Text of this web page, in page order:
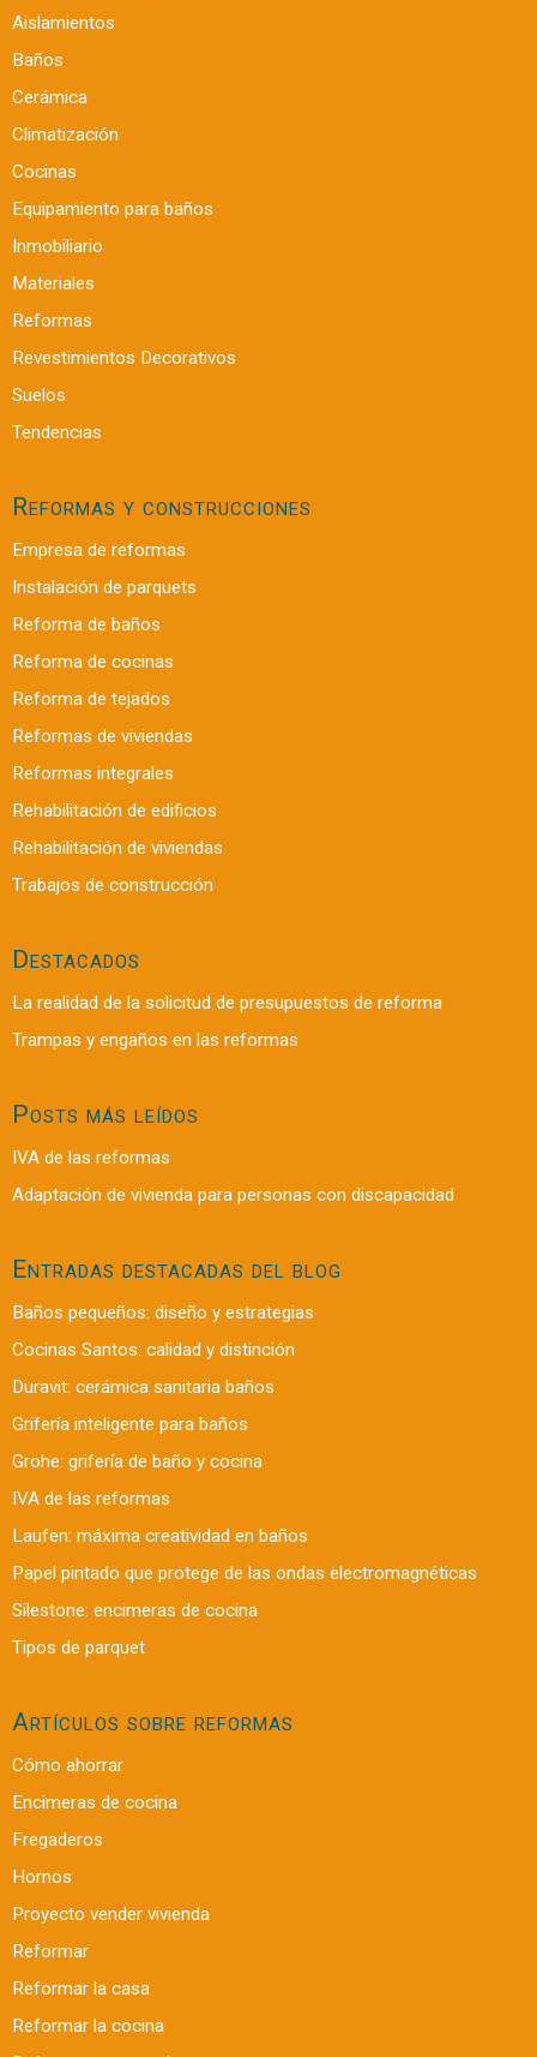
Aislamientos
Baños
Cerámica
Climatización
Cocinas
Equipamiento para baños
Inmobiliario
Materiales
Reformas
Revestimientos Decorativos
Suelos
Tendencias
Reformas y construcciones
Empresa de reformas
Instalación de parquets
Reforma de baños
Reforma de cocinas
Reforma de tejados
Reformas de viviendas
Reformas integrales
Rehabilitación de edificios
Rehabilitación de viviendas
Trabajos de construcción
Destacados
La realidad de la solicitud de presupuestos de reforma
Trampas y engaños en las reformas
Posts más leídos
IVA de las reformas
Adaptación de vivienda para personas con discapacidad
Entradas destacadas del blog
Baños pequeños: diseño y estrategias
Cocinas Santos: calidad y distinción
Duravit: cerámica sanitaria baños
Grifería inteligente para baños
Grohe: grifería de baño y cocina
IVA de las reformas
Laufen: máxima creatividad en baños
Papel pintado que protege de las ondas electromagnéticas
Silestone: encimeras de cocina
Tipos de parquet
Artículos sobre reformas
Cómo ahorrar
Encimeras de cocina
Fregaderos
Hornos
Proyecto vender vivienda
Reformar
Reformar la casa
Reformar la cocina